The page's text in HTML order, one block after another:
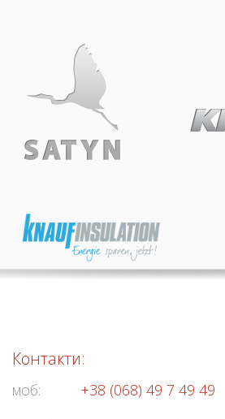
Контакти:
моб: +38 (068) 49 7 49 49